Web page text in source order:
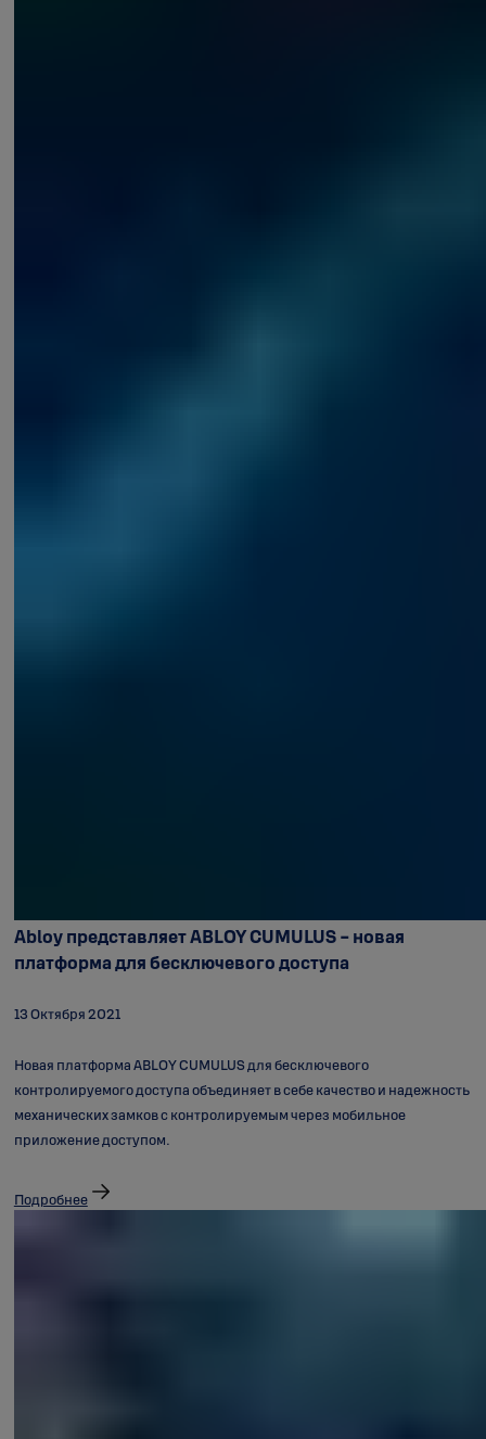
Abloy представляет ABLOY CUMULUS - новая
платформа для бесключевого доступа
13 Октября 2021
Новая платформа ABLOY CUMULUS для бесключевого
контролируемого доступа объединяет в себе качество и надежность
механических замков с контролируемым через мобильное
приложение доступом.
Подробнее